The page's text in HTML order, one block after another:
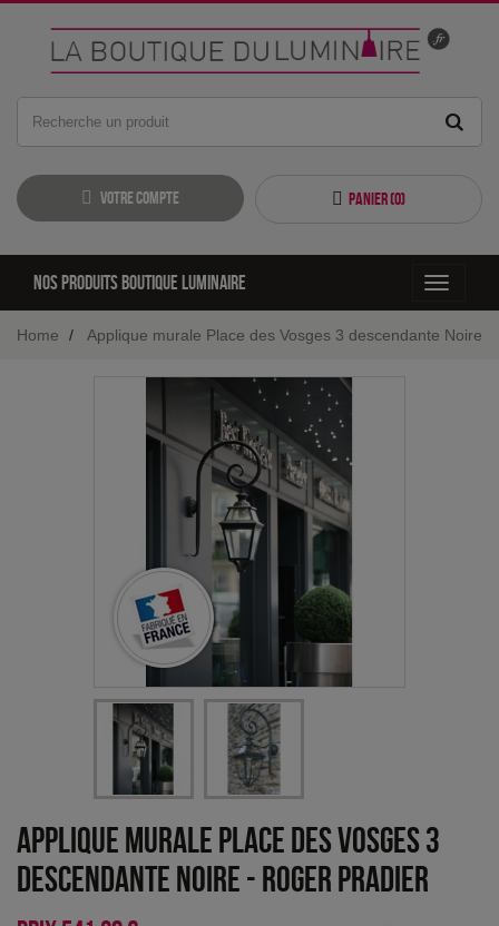
Votre compte Panier (0)
Toggle
Nos produits boutique luminaire
Home Applique murale Place des Vosges 3 descendante Noire
Applique murale Place des Vosges 3
descendante Noire - Roger Pradier